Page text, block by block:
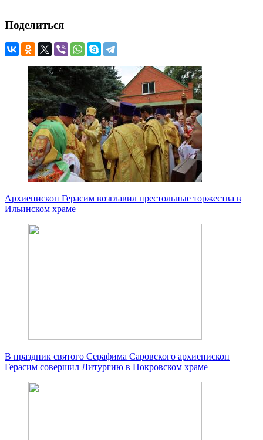
Поделиться
Архиепископ Герасим возглавил престольные торжества в
Ильинском храме
В праздник святого Серафима Саровского архиепископ
Герасим совершил Литургию в Покровском храме